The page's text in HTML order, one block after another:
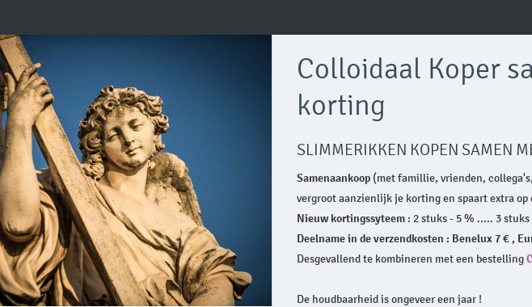
Colloidaal Koper
korting
SLIMMERIKKEN KOPEN SAMEN
Samenaankoop (met famillie, vrienden,
vergroot aanzienlijk je korting en spaart extra op
Nieuw kortingssyteem : 2 stuks - 5 % ..... 3
Deelname in de verzendkosten : Benelux 7 € ,
Desgevallend te kombineren met een bestelling
De houdbaarheid is ongeveer een jaar !